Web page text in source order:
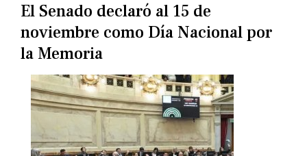
El Senado declaró al 15 de
noviembre como Día Nacional por
la Memoria